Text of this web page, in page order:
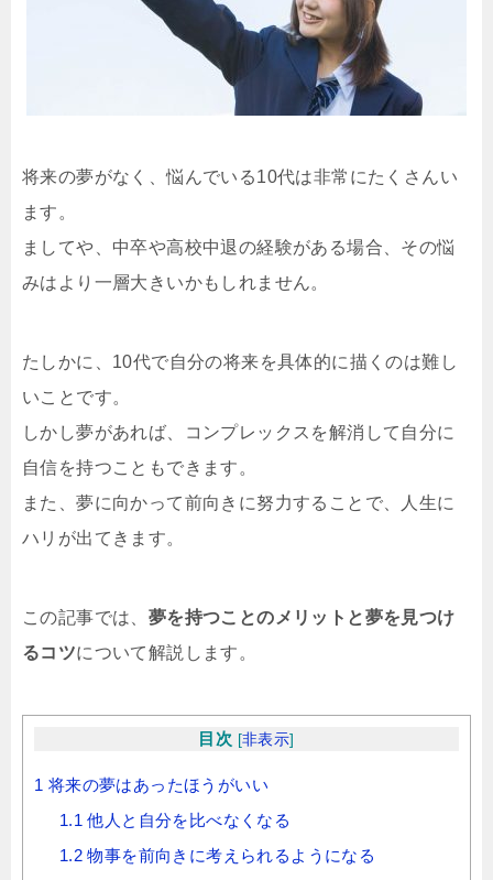
将来の夢がなく、悩んでいる10代は非常にたくさんい
ます。
ましてや、中卒や高校中退の経験がある場合、その悩
みはより一層大きいかもしれません。
たしかに、10代で自分の将来を具体的に描くのは難し
いことです。
しかし夢があれば、コンプレックスを解消して自分に
自信を持つこともできます。
また、夢に向かって前向きに努力することで、人生に
ハリが出てきます。
この記事では、 夢を持つことのメリットと夢を見つけ
るコツについて解説します。
目次 [非表示]
1 将来の夢はあったほうがいい
1.1 他人と自分を比べなくなる
1.2 物事を前向きに考えられるようになる